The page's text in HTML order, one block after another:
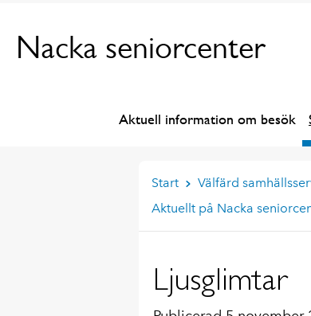
Nacka seniorcenter
Aktuell information om besök
Start Välfärd
Aktuellt på Nacka
Ljusglimtar